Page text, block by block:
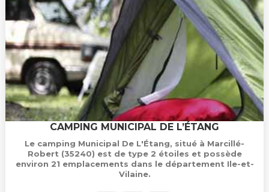
CAMPING MUNICIPAL DE L’ÉTANG
Le camping Municipal De L'Étang, situé à Marcillé-
Robert (35240) est de type 2 étoiles et possède
environ 21 emplacements dans le département Ile-et-
Vilaine.